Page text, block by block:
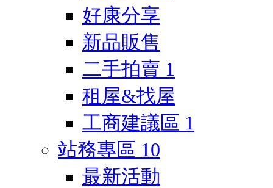
好康分享
新品販售
二手拍賣 1
租屋&找屋
工商建議區 1
站務專區 10
最新活動